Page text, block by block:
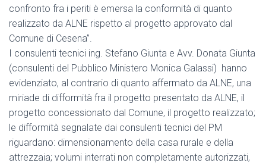
confronto fra i periti è emersa la conformità di quanto
realizzato da ALNE rispetto al progetto approvato dal
Comune di Cesena”.
I consulenti tecnici ing. Stefano Giunta e Avv. Donata Giunta
(consulenti del Pubblico Ministero Monica Galassi) hanno
evidenziato, al contrario di quanto affermato da ALNE, una
miriade di difformità fra il progetto presentato da ALNE, il
progetto concessionato dal Comune, il progetto realizzato;
le difformità segnalate dai consulenti tecnici del PM
riguardano: dimensionamento della casa rurale e della
attrezzaia; volumi interrati non completamente autorizzati,